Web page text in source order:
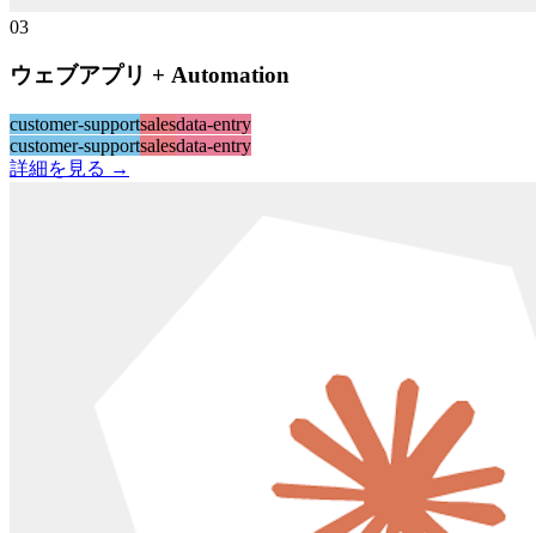
03
ウェブアプリ + Automation
customer-supportsalesdata-entry
customer-supportsalesdata-entry
詳細を見る →